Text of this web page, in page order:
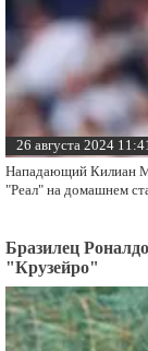
26 августа 2024
Нападающий Килиан
"Реал" на домашнем
Бразилец
"Крузейро"